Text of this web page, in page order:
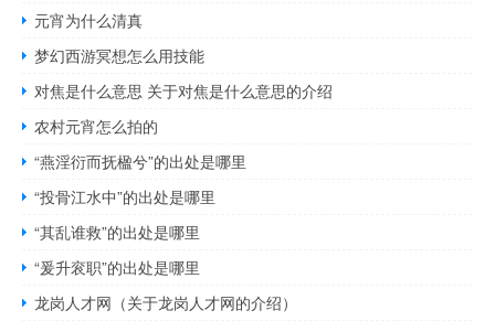
元宵为什么清真
梦幻西游冥想怎么用技能
对焦是什么意思 关于对焦是什么意思的介绍
农村元宵怎么拍的
“燕淫衍而抚楹兮”的出处是哪里
“投骨江水中”的出处是哪里
“其乱谁救”的出处是哪里
“爰升衮职”的出处是哪里
龙岗人才网（关于龙岗人才网的介绍）